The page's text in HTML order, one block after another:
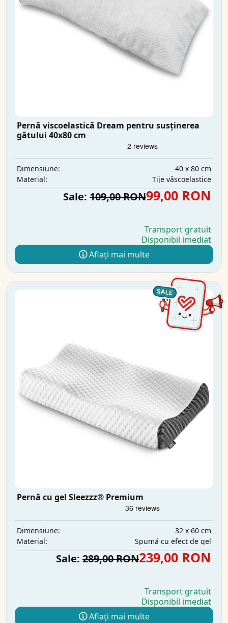
Pernă viscoelastică Dream pentru susținerea
gâtului 40x80 cm
Dimensiune:
40 x 80 cm
Material:
Tije vâscoelastice
Sale: 109,00 RON99,00 RON
Transport gratuit
Disponibil imediat
Aflați mai multe
Pernă cu gel Sleezzz® Premium
Dimensiune:
32 x 60 cm
Material:
Spumă cu efect de gel
Sale: 289,00 RON239,00 RON
Transport gratuit
Disponibil imediat
Aflați mai multe